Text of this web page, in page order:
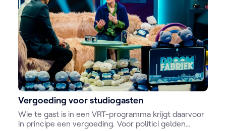
Vergoeding voor studiogasten
Wie te gast is in een VRT-programma krijgt daarvoor
in principe een vergoeding. Voor politici gelden